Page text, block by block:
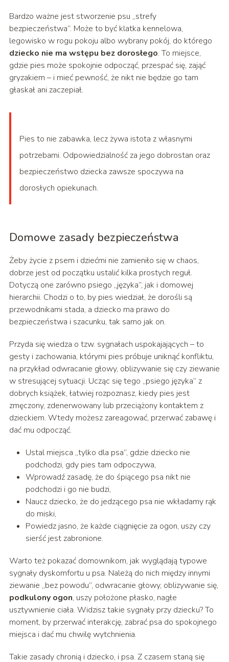
Bardzo ważne jest stworzenie psu „strefy
bezpieczeństwa”. Może to być klatka kennelowa,
legowisko w rogu pokoju albo wybrany pokój, do którego
dziecko nie ma wstępu bez dorosłego. To miejsce,
gdzie pies może spokojnie odpocząć, przespać się, zająć
gryzakiem – i mieć pewność, że nikt nie będzie go tam
głaskał ani zaczepiał.
Pies to nie zabawka, lecz żywa istota z własnymi
potrzebami. Odpowiedzialność za jego dobrostan oraz
bezpieczeństwo dziecka zawsze spoczywa na
dorosłych opiekunach.
Domowe zasady bezpieczeństwa
Żeby życie z psem i dziećmi nie zamieniło się w chaos,
dobrze jest od początku ustalić kilka prostych reguł.
Dotyczą one zarówno psiego „języka”, jak i domowej
hierarchii. Chodzi o to, by pies wiedział, że dorośli są
przewodnikami stada, a dziecko ma prawo do
bezpieczeństwa i szacunku, tak samo jak on.
Przyda się wiedza o tzw. sygnałach uspokajających – to
gesty i zachowania, którymi pies próbuje uniknąć konfliktu,
na przykład odwracanie głowy, oblizywanie się czy ziewanie
w stresującej sytuacji. Ucząc się tego „psiego języka” z
dobrych książek, łatwiej rozpoznasz, kiedy pies jest
zmęczony, zdenerwowany lub przeciążony kontaktem z
dzieckiem. Wtedy możesz zareagować, przerwać zabawę i
dać mu odpocząć.
Ustal miejsca „tylko dla psa”, gdzie dziecko nie
podchodzi, gdy pies tam odpoczywa,
Wprowadź zasadę, że do śpiącego psa nikt nie
podchodzi i go nie budzi,
Naucz dziecko, że do jedzącego psa nie wkładamy rąk
do miski,
Powiedz jasno, że każde ciągnięcie za ogon, uszy czy
sierść jest zabronione.
Warto też pokazać domownikom, jak wyglądają typowe
sygnały dyskomfortu u psa. Należą do nich między innymi
ziewanie „bez powodu”, odwracanie głowy, oblizywanie się,
podkulony ogon, uszy położone płasko, nagłe
usztywnienie ciała. Widzisz takie sygnały przy dziecku? To
moment, by przerwać interakcję, zabrać psa do spokojnego
miejsca i dać mu chwilę wytchnienia.
Takie zasady chronią i dziecko, i psa. Z czasem staną się